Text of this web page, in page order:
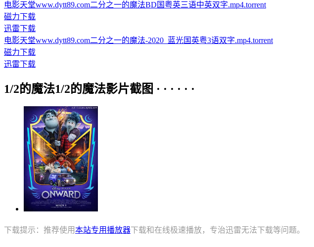
电影天堂www.dytt89.com二分之一的魔法BD国粤英三语中英双字.mp4.torrent
磁力下载
迅雷下载
电影天堂www.dytt89.com二分之一的魔法-2020_蓝光国英粤3语双字.mp4.torrent
磁力下载
迅雷下载
1/2的魔法1/2的魔法影片截图 · · · · · ·
下载提示：推荐使用本站专用播放器下载和在线极速播放，专治迅雷无法下载等问题。